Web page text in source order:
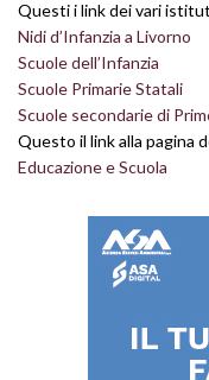
Questi i link dei vari
Nidi d’Infanzia a Livorno
Scuole dell’Infanzia
Scuole Primarie Statali
Scuole secondarie di
Questo il link alla pagina
Educazione e Scuola